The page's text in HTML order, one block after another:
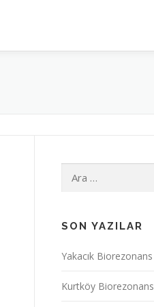
SON YAZILAR
Yakacık Biorezonans
Kurtköy Biorezonans